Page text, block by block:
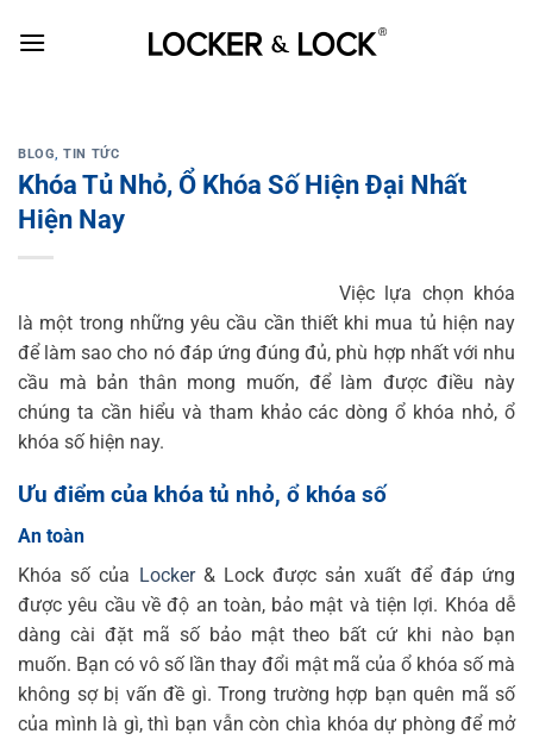
BLOG,TIN TỨC
Khóa Tủ Nhỏ, Ổ Khóa Số Hiện Đại Nhất
Hiện Nay
Việc lựa chọn khóa
là một trong những yêu cầu cần thiết khi mua tủ hiện nay
để làm sao cho nó đáp ứng đúng đủ, phù hợp nhất với nhu
cầu mà bản thân mong muốn, để làm được điều này
chúng ta cần hiểu và tham khảo các dòng ổ khóa nhỏ, ổ
khóa số hiện nay.
Ưu điểm của khóa tủ nhỏ, ổ khóa số
An toàn
Khóa số của Locker& Lock được sản xuất để đáp ứng
được yêu cầu về độ an toàn, bảo mật và tiện lợi. Khóa dễ
dàng cài đặt mã số bảo mật theo bất cứ khi nào bạn
muốn. Bạn có vô số lần thay đổi mật mã của ổ khóa số mà
không sợ bị vấn đề gì. Trong trường hợp bạn quên mã số
của mình là gì, thì bạn vẫn còn chìa khóa dự phòng để mở